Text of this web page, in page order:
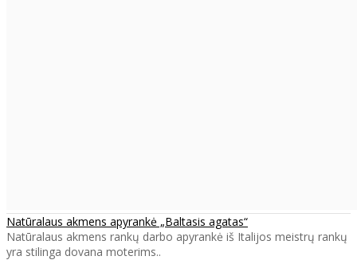
Natūralaus akmens apyrankė „Baltasis agatas“
Natūralaus akmens rankų darbo apyrankė iš Italijos meistrų rankų
yra stilinga dovana moterims..